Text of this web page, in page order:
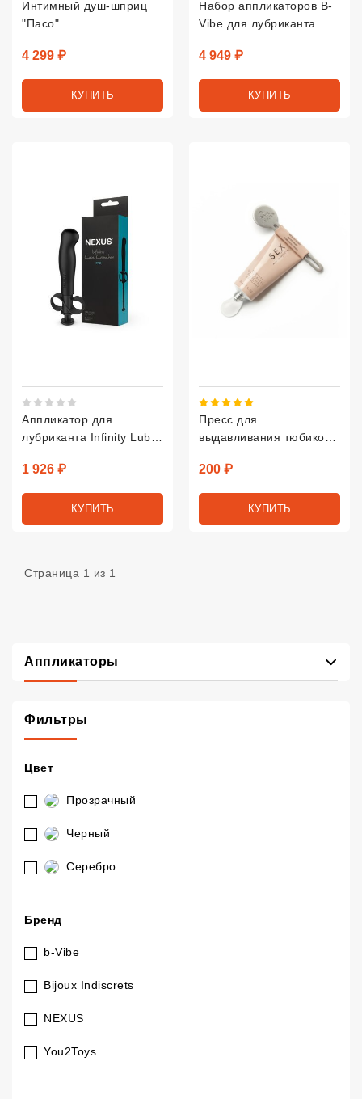
Интимный душ-шприц
"Пасо"
Цена
4 299 ₽
КУПИТЬ
Набор аппликаторов B-
Vibe для лубриканта
Цена
4 949 ₽
КУПИТЬ
Аппликатор для
лубриканта Infinity Lube
Цена
1 926 ₽
КУПИТЬ
Пресс для
выдавливания тюбиков
Цена
200 ₽
КУПИТЬ
Страница 1 из 1
Аппликаторы
Фильтры
Цвет
Прозрачный
Черный
Серебро
Бренд
b-Vibe
Bijoux Indiscrets
NEXUS
You2Toys